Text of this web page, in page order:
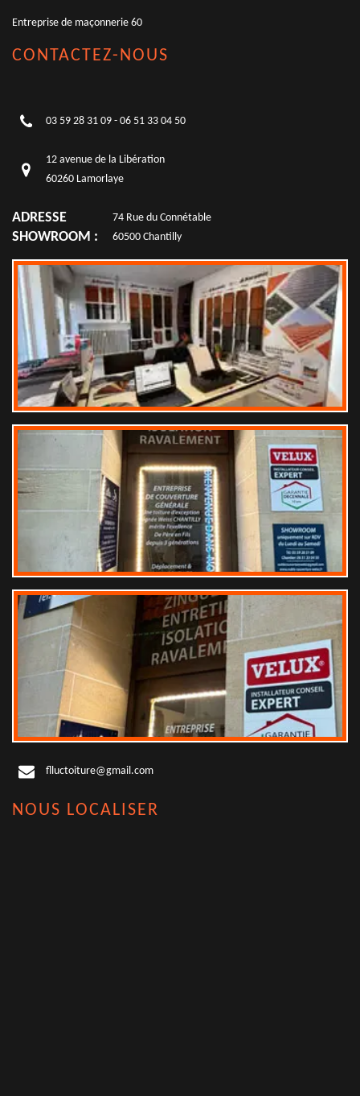
Entreprise de maçonnerie 60
CONTACTEZ-NOUS
03 59 28 31 09 - 06 51 33 04 50
12 avenue de la Libération
60260 Lamorlaye
ADRESSE
SHOWROOM :
74 Rue du Connétable
60500 Chantilly
flluctoiture@gmail.com
NOUS LOCALISER